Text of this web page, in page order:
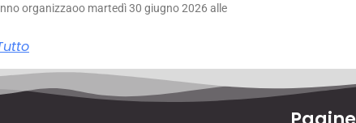
organizzaoo martedì 30 giugno 2026 alle